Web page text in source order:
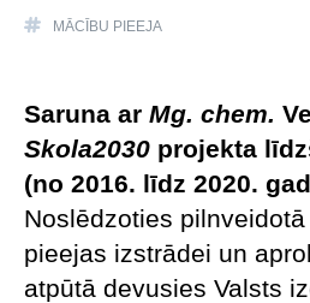
MĀCĪBU PIEEJA
Saruna ar Mg. chem.
Skola2030 projekta
(no 2016. līdz 2020.
Noslēdzoties
pieejas izstrādei un
atpūtā devusies Valsts